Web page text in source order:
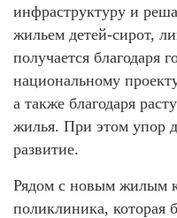
инфраструктуру и
жильем детей-сирот,
получается благодаря
национальному
а также благодаря
жилья. При этом упор
развитие.
Рядом с новым жилым
поликлиника, которая